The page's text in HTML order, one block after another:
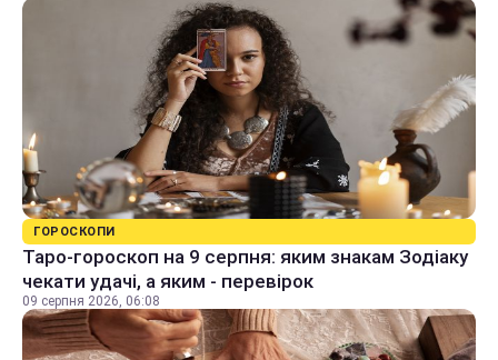
ГОРОСКОПИ
Таро-гороскоп на 9 серпня: яким знакам Зодіаку
чекати удачі, а яким - перевірок
09 серпня 2026, 06:08